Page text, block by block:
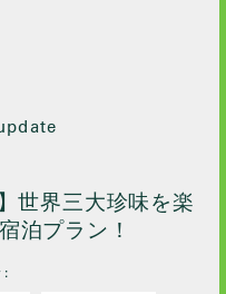
世界三大珍味を楽
泊プラン！
: